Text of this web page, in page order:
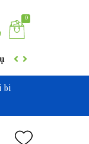
0
bi